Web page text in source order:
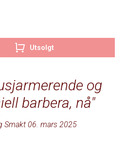
og
barbera, nå
Smakt 06. mars 2025
Utsolgt